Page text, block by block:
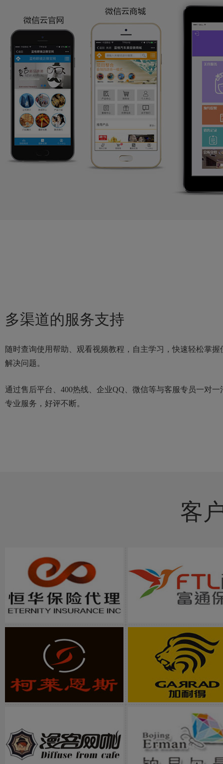
多渠道的服务支持
随时查询使用帮助、观看视频教程，自主学习，快速轻松掌握
解决问题。
通过售后平台、400热线、企业QQ、微信等与客服专员一对一
专业服务，好评不断。
客